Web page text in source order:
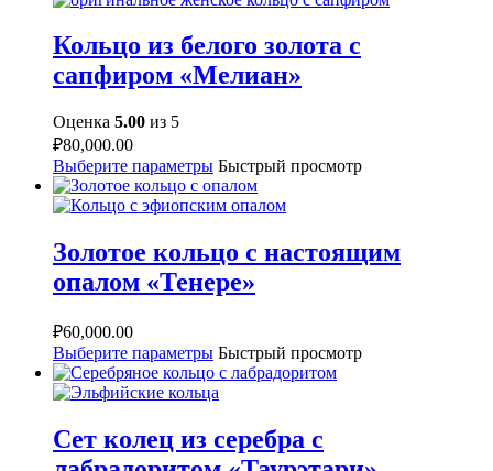
Кольцо из белого золота с
сапфиром «Мелиан»
Оценка 5.00 из 5
₽80,000.00
Выберите параметры Быстрый просмотр
Золотое кольцо с настоящим
опалом «Тенере»
₽60,000.00
Выберите параметры Быстрый просмотр
Сет колец из серебра с